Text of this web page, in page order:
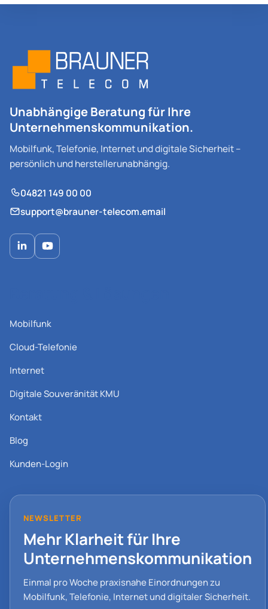
Unabhängige Beratung für Ihre
Unternehmenskommunikation.
Mobilfunk, Telefonie, Internet und digitale Sicherheit –
persönlich und herstellerunabhängig.
04821 149 00 00
support@brauner-telecom.email
Mobilfunk
Cloud-Telefonie
Internet
Digitale Souveränität KMU
Kontakt
Blog
Kunden-Login
NEWSLETTER
Mehr Klarheit für Ihre
Unternehmenskommunikation
Einmal pro Woche praxisnahe Einordnungen zu
Mobilfunk, Telefonie, Internet und digitaler Sicherheit.